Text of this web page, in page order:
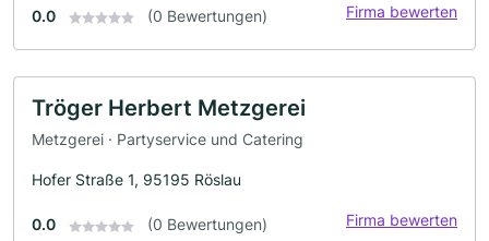
0.0 (0 Bewertungen) Firma bewerten
Tröger Herbert Metzgerei
Metzgerei · Partyservice und Catering
Hofer Straße 1, 95195 Röslau
0.0 (0 Bewertungen) Firma bewerten